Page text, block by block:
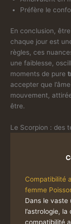
Préfère le
En conclusion,
chaque jour est
règles, ces
une faiblesse,
moments de pure
accepter que
mouvement,
être.
Le Scorpion : des
Compatibilité
femme
Dans le vaste
l’astrologie,
compatibilité